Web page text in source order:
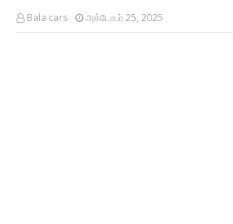
Bala cars அக்டோபர் 25, 2025